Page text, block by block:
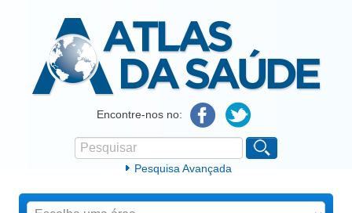
Atlas da SaúdeEncontre-nos no:
Formulário de procura
Pesquisar
Pesquisa Avançada